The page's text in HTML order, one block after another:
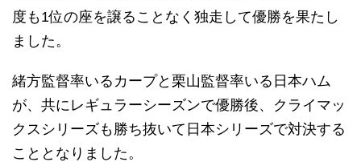
度も1位の座を譲ることなく独走して優勝を果たし
ました。
緒方監督率いるカープと栗山監督率いる日本ハム
が、共にレギュラーシーズンで優勝後、クライマッ
クスシリーズも勝ち抜いて日本シリーズで対決する
こととなりました。